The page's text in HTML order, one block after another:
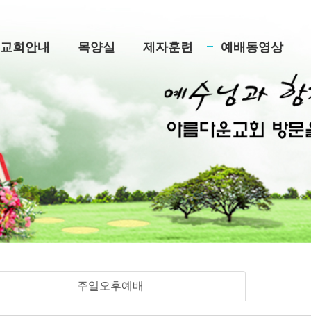
교회안내 목양실 제자훈련 예배동영상
주일오후예배